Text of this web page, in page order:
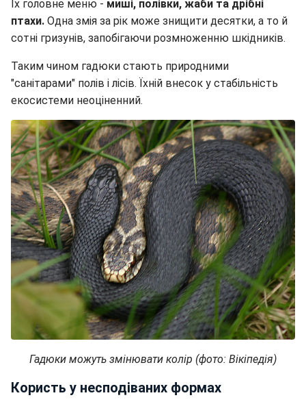
Їх головне меню - миші, полівки, жаби та дрібні
птахи. Одна змія за рік може знищити десятки, а то й
сотні гризунів, запобігаючи розмноженню шкідників.
Таким чином гадюки стають природними
"санітарами" полів і лісів. Їхній внесок у стабільність
екосистеми неоціненний.
Гадюки можуть змінювати колір (фото: Вікіпедія)
Користь у несподіваних формах